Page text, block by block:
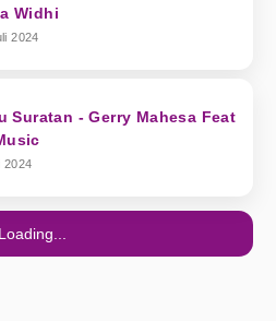
Widhi
2024
Suratan - Gerry Mahesa Feat
2024
Loading...